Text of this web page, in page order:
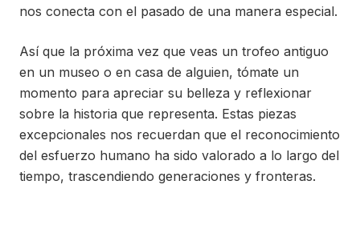
nos conecta con el pasado de una manera especial.
Así que la próxima vez que veas un trofeo antiguo
en un museo o en casa de alguien, tómate un
momento para apreciar su belleza y reflexionar
sobre la historia que representa. Estas piezas
excepcionales nos recuerdan que el reconocimiento
del esfuerzo humano ha sido valorado a lo largo del
tiempo, trascendiendo generaciones y fronteras.